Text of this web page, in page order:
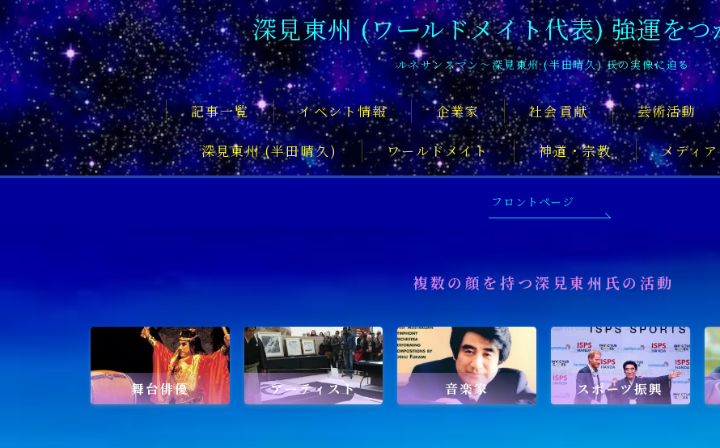
深見東州 (ワールドメイト代表) 強運をつ
ルネサンスマン〜深見東州 (半田晴久) 氏の実像に迫る
記事一覧 イベント情報 企業家 社会貢献 芸術活動
深見東州 (半田晴久) ワールドメイト 神道・宗教 メディ
フロントページ
文化・芸術活動
社会貢献 社会貢献
深見東州氏について知るおすすめの記
舞台俳優 アーティスト 音楽家 ス
ワールドメイトを知るのにおすすめの
フロントページ
複数の顔を持つ深見東州氏の活動
舞台俳優 アーティスト 音楽家 スポーツ振興